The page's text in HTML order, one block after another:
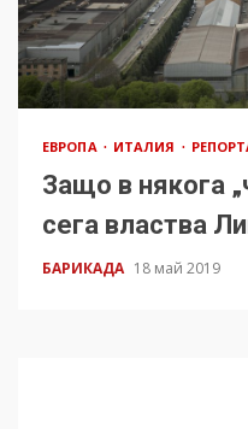
ЕВРОПА ИТАЛИЯ
Защо в някога
сега властва
БАРИКАДА 18 май 2019